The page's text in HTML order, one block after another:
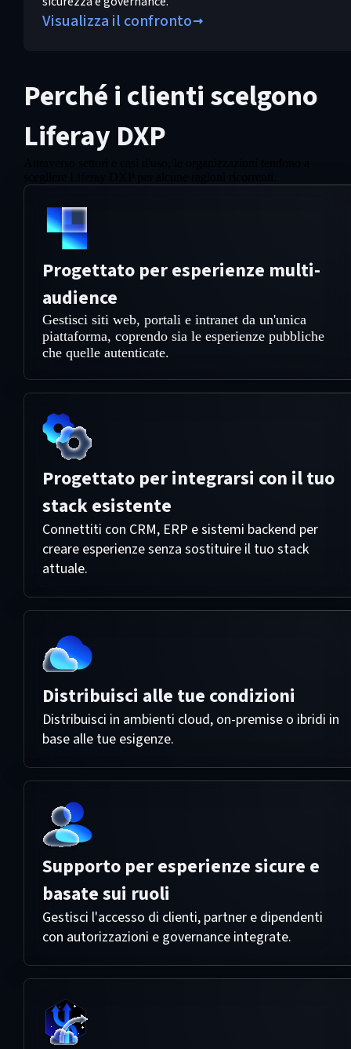
Visualizza il confronto
Perché i clienti scelgono
Liferay DXP
Progettato per esperienze multi-
audience
Gestisci siti web, portali e intranet da un'unica
piattaforma, coprendo sia le esperienze pubbliche
che quelle autenticate.
Progettato per integrarsi con il tuo
stack esistente
Connettiti con CRM, ERP e sistemi backend per
creare esperienze senza sostituire il tuo stack
attuale.
Distribuisci alle tue condizioni
Distribuisci in ambienti cloud, on-premise o ibridi in
base alle tue esigenze.
Supporto per esperienze sicure e
basate sui ruoli
Gestisci l'accesso di clienti, partner e dipendenti
con autorizzazioni e governance integrate.